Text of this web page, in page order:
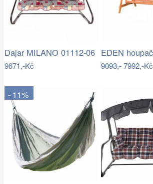
Dajar MILANO 01112-06
9671,-Kč 9093,-7992,-Kč
- 11%